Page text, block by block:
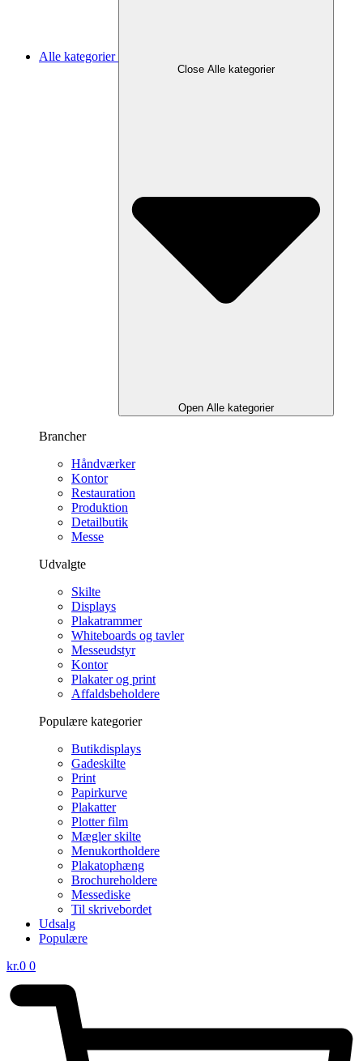
Alle kategorier
Close Alle kategorier
Open Alle kategorier
Brancher
Håndværker
Kontor
Restauration
Produktion
Detailbutik
Messe
Udvalgte
Skilte
Displays
Plakatrammer
Whiteboards og tavler
Messeudstyr
Kontor
Plakater og print
Affaldsbeholdere
Populære kategorier
Butikdisplays
Gadeskilte
Print
Papirkurve
Plakatter
Plotter film
Mægler skilte
Menukortholdere
Plakatophæng
Brochureholdere
Messediske
Til skrivebordet
Udsalg
Populære
kr.0 0